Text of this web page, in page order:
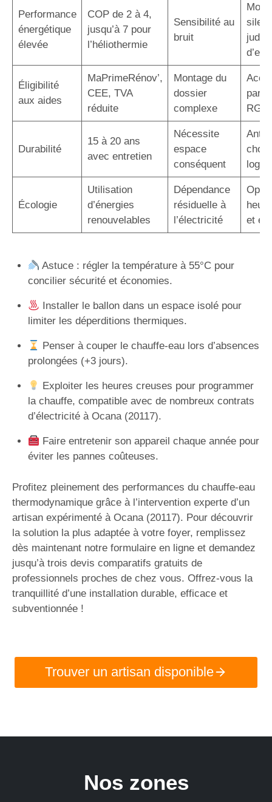
Performance
énergétique
élevée
COP de 2 à 4,
jusqu’à 7 pour
l’héliothermie
Sensibilité au
bruit
Éligibilité
aux aides
MaPrimeRénov’,
CEE, TVA
réduite
Montage du
dossier
complexe
par
RGE
Durabilité
15 à 20 ans
avec entretien
Nécessite
espace
conséquent
Écologie
Utilisation
d’énergies
renouvelables
Dépendance
résiduelle à
l’électricité
et
Astuce : régler la température à 55°C pour
concilier sécurité et économies.
Installer le ballon dans un espace isolé pour
limiter les déperditions thermiques.
Penser à couper le chauffe-eau lors d’absences
prolongées (+3 jours).
Exploiter les heures creuses pour programmer
la chauffe, compatible avec de nombreux contrats
d’électricité à Ocana (20117).
Faire entretenir son appareil chaque année pour
éviter les pannes coûteuses.
Profitez pleinement des performances du chauffe-eau
thermodynamique grâce à l’intervention experte d’un
artisan expérimenté à Ocana (20117). Pour découvrir
la solution la plus adaptée à votre foyer, remplissez
dès maintenant notre formulaire en ligne et demandez
jusqu’à trois devis comparatifs gratuits de
professionnels proches de chez vous. Offrez-vous la
tranquillité d’une installation durable, efficace et
subventionnée !
Trouver un artisan disponible
Nos zones